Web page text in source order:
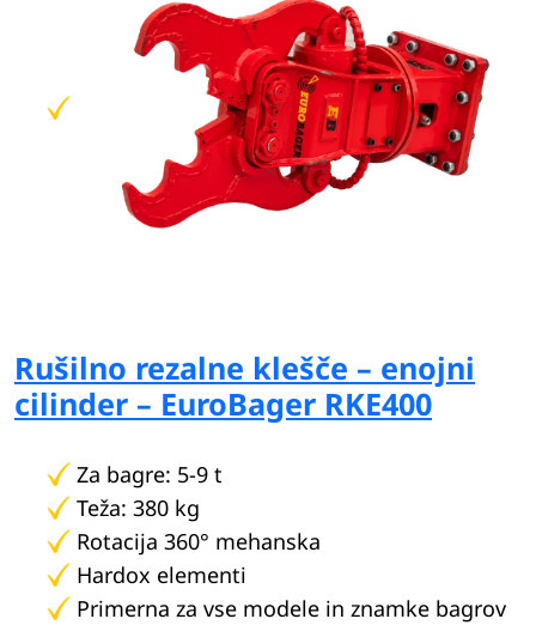
Rušilno rezalne klešče – enojni
cilinder – EuroBager RKE400
Za bagre: 5-9 t
Teža: 380 kg
Rotacija 360° mehanska
Hardox elementi
Primerna za vse modele in znamke bagrov